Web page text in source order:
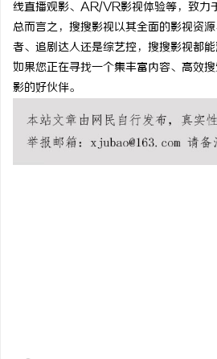
线直播观影、AR/VR影视体验等，致力
总而言之，搜搜影视以其全面的影视资
者、追剧达人还是综艺控，搜搜影视都
如果您正在寻找一个集丰富内容、高效
影的好伙伴。